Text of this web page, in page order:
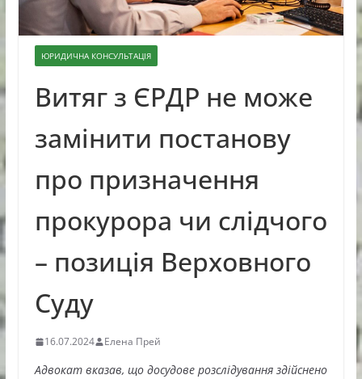
ЮРИДИЧНА КОНСУЛЬТАЦІЯ
Витяг з ЄРДР не може
замінити постанову
про призначення
прокурора чи слідчого
– позиція Верховного
Суду
16.07.2024 Елена Прей
Адвокат вказав, що досудове розслідування здійснено